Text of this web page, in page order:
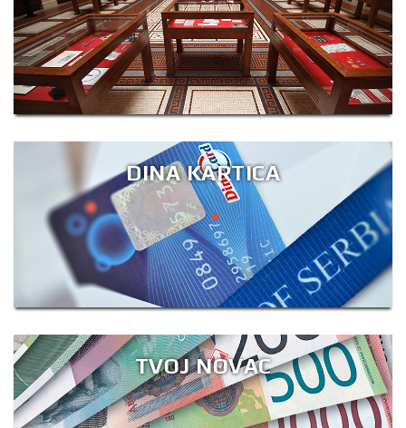
DINA KARTICA
TVOJ NOVAC